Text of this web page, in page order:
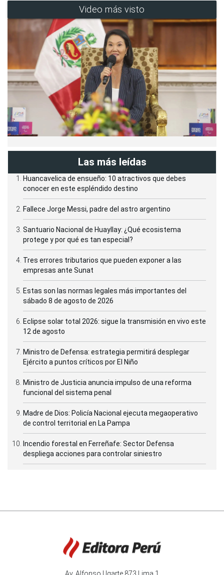
Video más visto
Las más leídas
Huancavelica de ensueño: 10 atractivos que debes
conocer en este espléndido destino
Fallece Jorge Messi, padre del astro argentino
Santuario Nacional de Huayllay: ¿Qué ecosistema
protege y por qué es tan especial?
Tres errores tributarios que pueden exponer a las
empresas ante Sunat
Estas son las normas legales más importantes del
sábado 8 de agosto de 2026
Eclipse solar total 2026: sigue la transmisión en vivo este
12 de agosto
Ministro de Defensa: estrategia permitirá desplegar
Ejército a puntos críticos por El Niño
Ministro de Justicia anuncia impulso de una reforma
funcional del sistema penal
Madre de Dios: Policía Nacional ejecuta megaoperativo
de control territorial en La Pampa
Incendio forestal en Ferreñafe: Sector Defensa
despliega acciones para controlar siniestro
Av. Alfonso Ugarte 873 Lima 1